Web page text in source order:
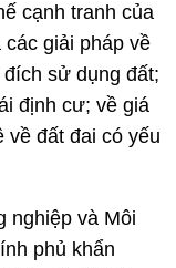
cạnh tranh của
giải pháp về
sử dụng đất;
định cư; về giá
về đất đai có yếu
nghiệp và Môi
phủ khẩn